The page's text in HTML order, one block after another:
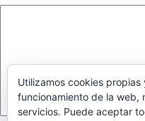
Utilizamos cookies
funcionamiento de la web,
servicios. Puede aceptar